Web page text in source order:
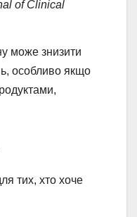
of Clinical
може знизити
особливо якщо
тих, хто хоче